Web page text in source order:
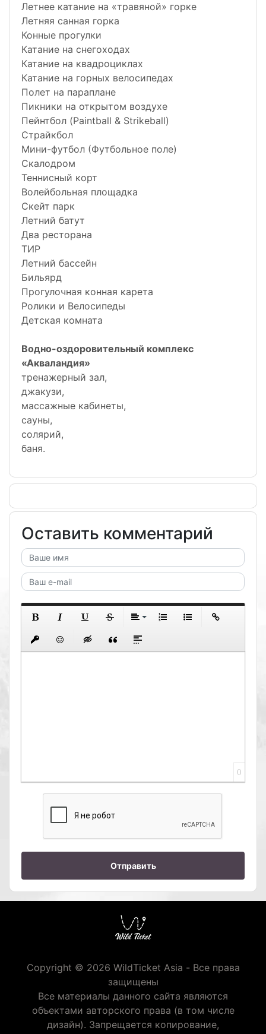
Летнее катание на «травяной» горке
Летняя санная горка
Конные прогулки
Катание на снегоходах
Катание на квадроциклах
Катание на горных велосипедах
Полет на параплане
Пикники на открытом воздухе
Пейнтбол (Paintball & Strikeball)
Страйкбол
Мини-футбол (Футбольное поле)
Скалодром
Теннисный корт
Волейбольная площадка
Скейт парк
Летний батут
Два ресторана
ТИР
Летний бассейн
Бильярд
Прогулочная конная карета
Ролики и Велосипеды
Детская комната
Водно-оздоровительный комплекс
«Акваландия»
тренажерный зал,
джакузи,
массажные кабинеты,
сауны,
солярий,
баня.
Оставить комментарий
0
Отправить
Copyright © 2026 WildTicket Asia - Все права
защищены
Все материалы данного сайта являются
объектами авторского права (в том числе
дизайн). Запрещается копирование,